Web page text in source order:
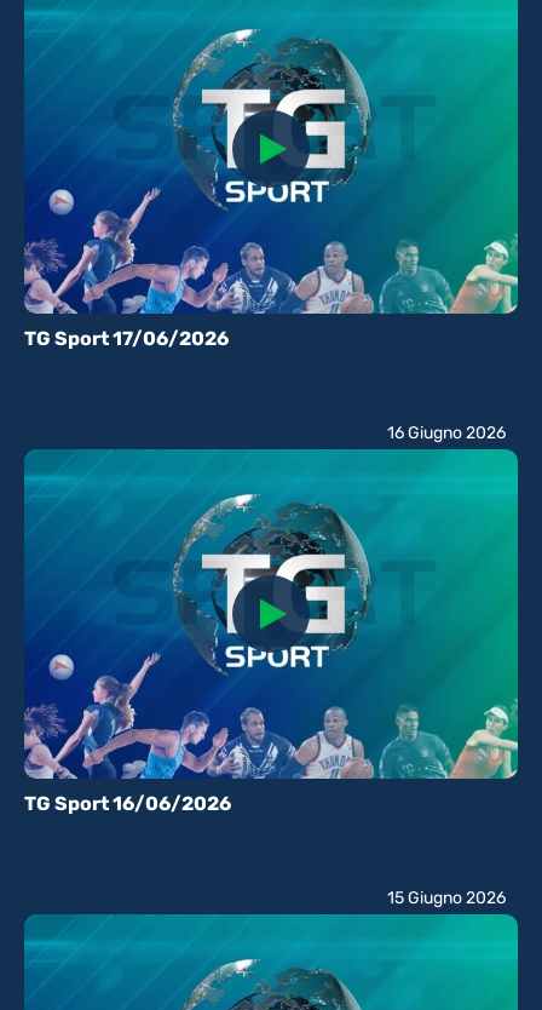
TG Sport 17/06/2026
TG Sport 16/06/2026
16 Giugno 2026
15 Giugno 2026